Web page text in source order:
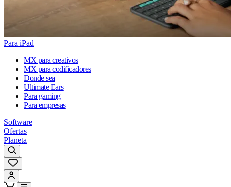
Para iPad
MX para creativos
MX para codificadores
Donde sea
Ultimate Ears
Para gaming
Para empresas
Software
Ofertas
Planeta